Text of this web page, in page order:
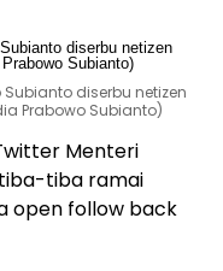
Subianto diserbu netizen
Prabowo Subianto)
Menteri
tiba ramai
open follow back